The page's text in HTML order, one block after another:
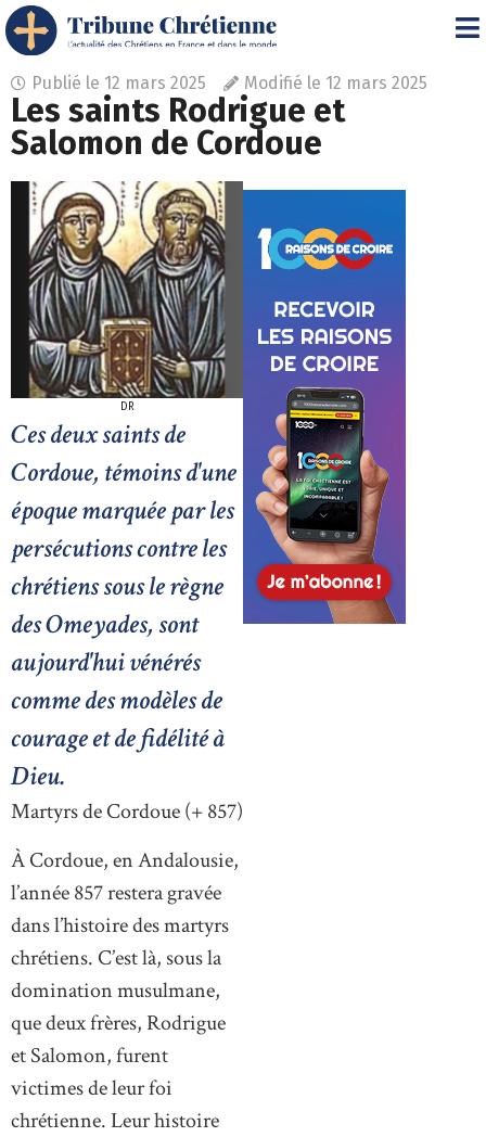
Publié le 12 mars 2025 Modifié le 12 mars 2025
Les saints Rodrigue et
Salomon de Cordoue
DR
Ces deux saints de
Cordoue, témoins d'une
époque marquée par les
persécutions contre les
chrétiens sous le règne
des Omeyades, sont
aujourd'hui vénérés
comme des modèles de
courage et de fidélité à
Dieu.
Martyrs de Cordoue (+ 857)
À Cordoue, en Andalousie,
l’année 857 restera gravée
dans l’histoire des martyrs
chrétiens. C’est là, sous la
domination musulmane,
que deux frères, Rodrigue
et Salomon, furent
victimes de leur foi
chrétienne. Leur histoire